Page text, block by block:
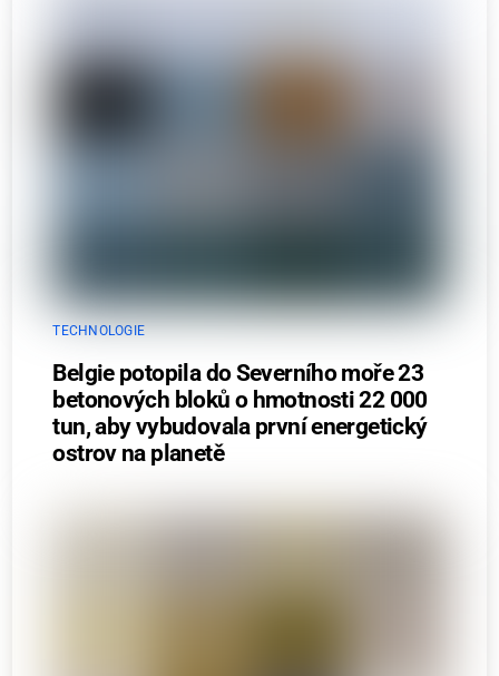
TECHNOLOGIE
Belgie potopila do Severního moře 23
betonových bloků o hmotnosti 22 000
tun, aby vybudovala první energetický
ostrov na planetě